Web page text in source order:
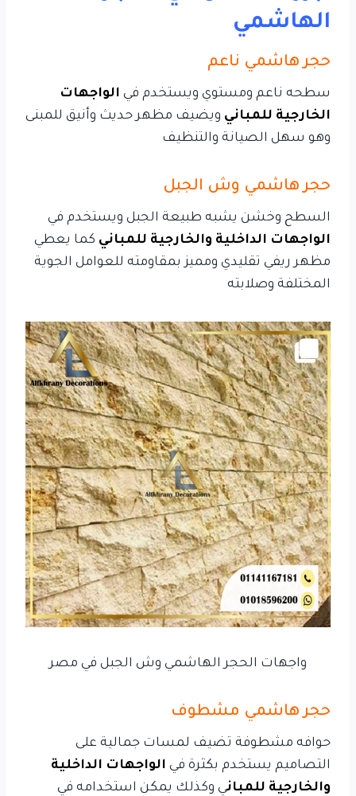
الهاشمي
حجر هاشمي ناعم
سطحه ناعم ومستوي ويستخدم في الواجهات
الخارجية للمباني ويضيف مظهر حديث وأنيق للمبنى
وهو سهل الصيانة والتنظيف
حجر هاشمي وش الجبل
السطح وخشن يشبه طبيعة الجبل ويستخدم في
الواجهات الداخلية والخارجية للمباني كما يعطي
مظهر ريفي تقليدي ومميز بمقاومته للعوامل الجوية
المختلفة وصلابته
واجهات الحجر الهاشمي وش الجبل في مصر
حجر هاشمي مشطوف
حوافه مشطوفة تضيف لمسات جمالية على
التصاميم يستخدم بكثرة في الواجهات الداخلية
والخارجية للمباني وكذلك يمكن استخدامه في